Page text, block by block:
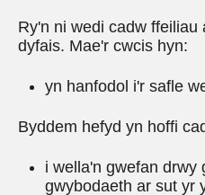
Ry'n ni wedi cadw ffeiliau
dyfais. Mae'r cwcis hyn:
yn hanfodol i'r safle
Byddem hefyd yn hoffi
i wella'n gwefan drwy
gwybodaeth ar sut yr